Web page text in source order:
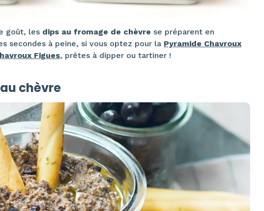
goût, les dips au fromage de chèvre se préparent en
secondes à peine, si vous optez pour la Pyramide Chavroux
Figues, prêtes à dipper ou tartiner !
chèvre